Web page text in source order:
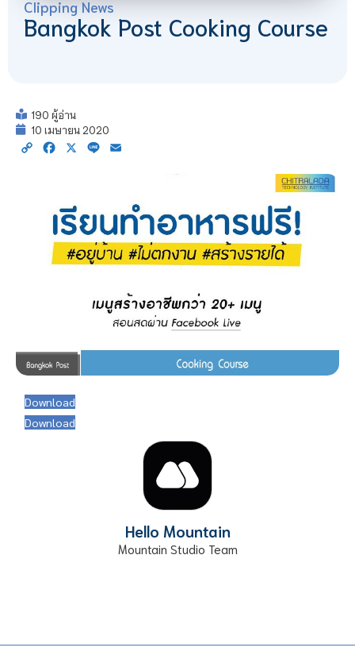
Clipping News
Bangkok Post Cooking Course
190 ผู้อ่าน
10 เมษายน 2020
Copy Facebook
X Line
Download
Download
Hello Mountain
Mountain Studio Team